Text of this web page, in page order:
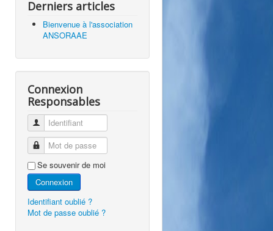
Derniers articles
Bienvenue à l'association
ANSORAAE
Connexion
Responsables
Identifiant
Mot de passe
Se souvenir de moi
Connexion
Identifiant oublié ?
Mot de passe oublié ?